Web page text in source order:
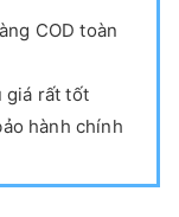
COD toàn
giá rất tốt
hành chính